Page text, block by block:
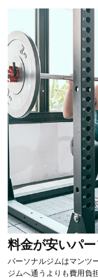
料金が安いパ
て
パーソナルジムはマンツ
ジムへ通うよりも費用負担が増える傾